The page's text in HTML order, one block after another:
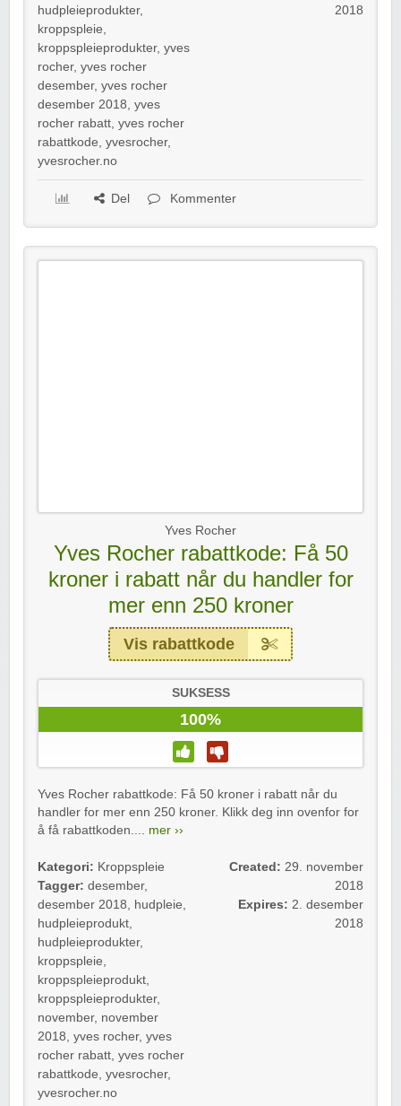
hudpleieprodukter,
kroppspleie,
kroppspleieprodukter, yves
rocher, yves rocher
desember, yves rocher
desember 2018, yves
rocher rabatt, yves rocher
rabattkode, yvesrocher,
yvesrocher.no
2018
Del Kommenter
Yves Rocher
Yves Rocher rabattkode: Få 50
kroner i rabatt når du handler for
mer enn 250 kroner
Vis rabattkode
SUKSESS
100%
Yves Rocher rabattkode: Få 50 kroner i rabatt når du
handler for mer enn 250 kroner. Klikk deg inn ovenfor for
å få rabattkoden.... mer ››
Kategori: Kroppspleie
Tagger: desember,
desember 2018, hudpleie,
hudpleieprodukt,
hudpleieprodukter,
kroppspleie,
kroppspleieprodukt,
kroppspleieprodukter,
november, november
2018, yves rocher, yves
rocher rabatt, yves rocher
rabattkode, yvesrocher,
yvesrocher.no
Created: 29. november
2018
Expires: 2. desember
2018